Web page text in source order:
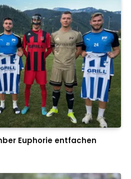
Euphorie entfachen